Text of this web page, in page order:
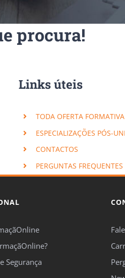
procura!
Links úteis
TODA OFERTA FORMATIVA
ESPECIALIZAÇÕES PÓS-
CONTACTOS
PERGUNTAS FREQUENTES
Segurança